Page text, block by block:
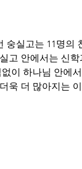
숭실고는 11명의
고 안에서는 신
없이 하나님 안에
더욱 더 많아지는